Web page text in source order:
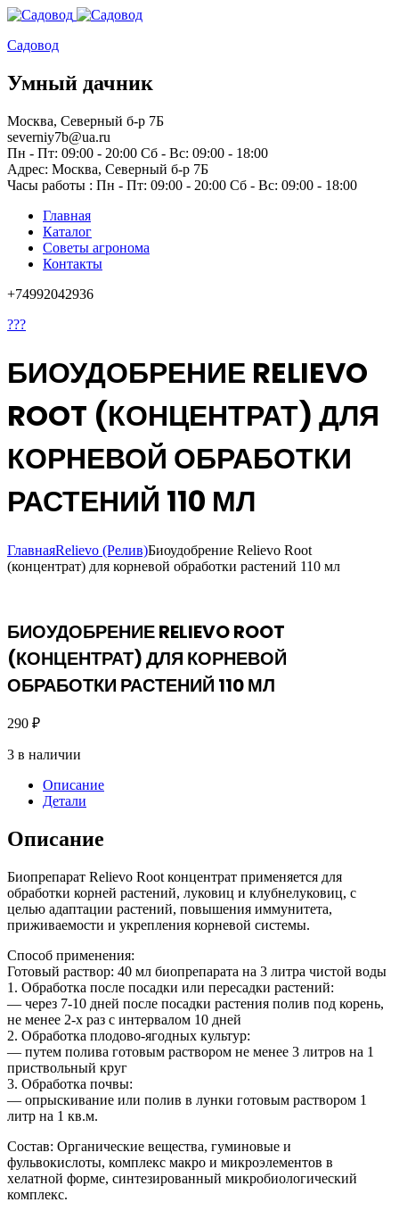
Садовод
Умный дачник
Москва, Северный б-р 7Б
severniy7b@ua.ru
Пн - Пт: 09:00 - 20:00 Сб - Вс: 09:00 - 18:00
Адрес: Москва, Северный б-р 7Б
Часы работы : Пн - Пт: 09:00 - 20:00 Сб - Вс: 09:00 - 18:00
Главная
Каталог
Советы агронома
Контакты
+74992042936
???
БИОУДОБРЕНИЕ RELIEVO
ROOT (КОНЦЕНТРАТ) ДЛЯ
КОРНЕВОЙ ОБРАБОТКИ
РАСТЕНИЙ 110 МЛ
ГлавнаяRelievo (Релив)Биоудобрение Relievo Root
(концентрат) для корневой обработки растений 110 мл
БИОУДОБРЕНИЕ RELIEVO ROOT
(КОНЦЕНТРАТ) ДЛЯ КОРНЕВОЙ
ОБРАБОТКИ РАСТЕНИЙ 110 МЛ
290 ₽
3 в наличии
Описание
Детали
Описание
Биопрепарат Relievo Root концентрат применяется для
обработки корней растений, луковиц и клубнелуковиц, с
целью адаптации растений, повышения иммунитета,
приживаемости и укрепления корневой системы.
Способ применения:
Готовый раствор: 40 мл биопрепарата на 3 литра чистой воды
1. Обработка после посадки или пересадки растений:
— через 7-10 дней после посадки растения полив под корень,
не менее 2-х раз с интервалом 10 дней
2. Обработка плодово-ягодных культур:
— путем полива готовым раствором не менее 3 литров на 1
приствольный круг
3. Обработка почвы:
— опрыскивание или полив в лунки готовым раствором 1
литр на 1 кв.м.
Состав: Органические вещества, гуминовые и
фульвокислоты, комплекс макро и микроэлементов в
хелатной форме, синтезированный микробиологический
комплекс.